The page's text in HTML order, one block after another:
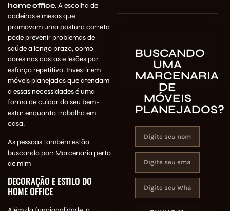
home office. A escolha de
cadeiras e mesas que
promovam uma postura correta
pode prevenir problemas de
saúde a longo prazo, como
dores nas costas e lesões por
esforço repetitivo. Investir em
móveis planejados que atendam
a essas necessidades é uma
forma de cuidar do seu bem-
estar enquanto trabalha em
casa.
As pessoas também estão
buscando por: Marcenaria perto
de mim
DECORAÇÃO E ESTILO DO
HOME OFFICE
BUSCANDO
UMA
MARCENARIA
DE
MÓVEIS
PLANEJADOS?